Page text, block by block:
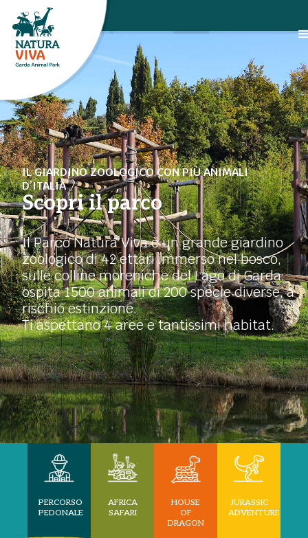
IL GIARDINO ZOOLOGICO CON PIÙ ANIMALI
D’ITALIA
Scopri il parco
Il Parco Natura Viva è un grande giardino
zoologico di 42 ettari immerso nel bosco,
sulle colline moreniche del Lago di Garda:
ospita 1500 animali di 200 specie diverse, a
rischio estinzione.
Ti aspettano 4 aree e tantissimi habitat.
PERCORSO
PEDONALE
AFRICA
SAFARI
HOUSE
OF
DRAGON
JURASSIC
ADVENTURE